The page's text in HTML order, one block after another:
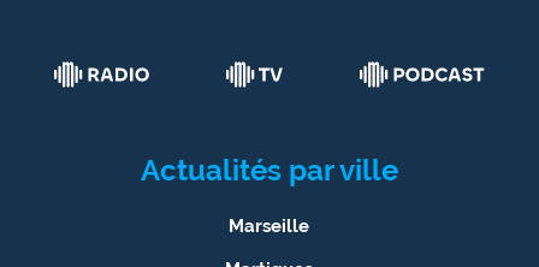
Actualités par ville
Marseille